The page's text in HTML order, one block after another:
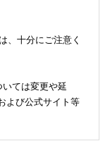
、十分にご注意く
ては変更や延
よび公式サイト等